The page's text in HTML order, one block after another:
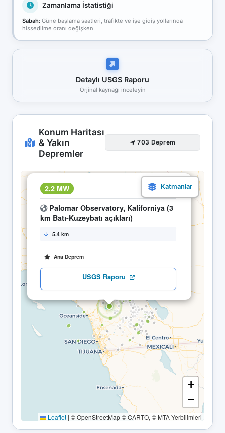
Zamanlama İstatistiği
Sabah: Güne başlama saatleri, trafikte ve işe gidiş yollarında
hissedilme oranı değişken.
Detaylı USGS Raporu
Orjinal kaynağı inceleyin
Konum Haritası
& Yakın
Depremler
703 Deprem
2.2 MW 13.04 06:41
Palomar Observatory, Kaliforniya (3
km Batı-Kuzeybatı açıkları)
5.4 km
Ana Deprem
USGS Raporu
×
+
−
Leaflet | © OpenStreetMap © CARTO, © MTA Yerbilimleri